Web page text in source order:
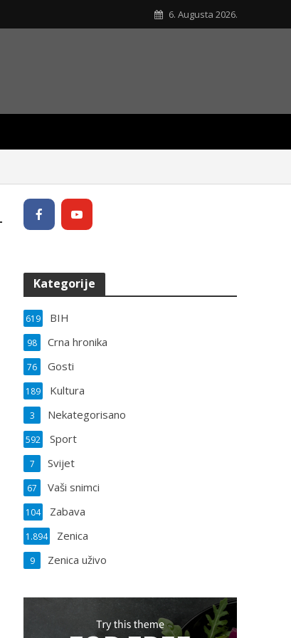
6. Augusta 2026.
Kategorije
BIH
619
Crna hronika
98
Gosti
76
Kultura
189
Nekategorisano
3
Sport
592
Svijet
7
Vaši snimci
67
Zabava
104
Zenica
1.894
Zenica uživo
9